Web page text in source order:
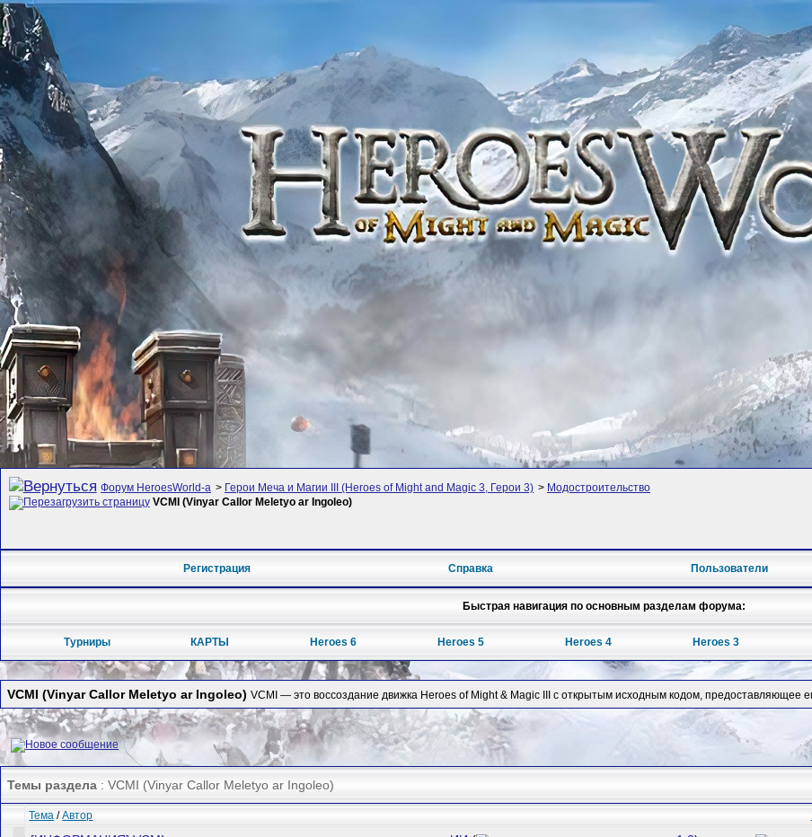
Форум HeroesWorld-а > Герои Меча и Магии III (Heroes of Might and Magic 3, Герои 3) > Модостроительство
VCMI (Vinyar Callor Meletyo ar Ingoleo)
Регистрация Справка Пользователи
Быстрая навигация по основным разделам форума:
Турниры КАРТЫ Heroes 6 Heroes 5 Heroes 4 Heroes 3
VCMI (Vinyar Callor Meletyo ar Ingoleo) VCMI — это воссоздание движка Heroes of Might & Magic III с открытым исходным кодом, предоставляющее
Темы раздела : VCMI (Vinyar Callor Meletyo ar Ingoleo)
Тема /Автор